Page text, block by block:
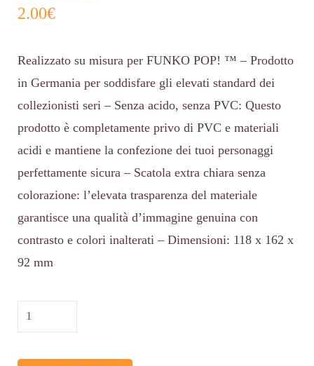
2.00€
Realizzato su misura per FUNKO POP! ™ – Prodotto
in Germania per soddisfare gli elevati standard dei
collezionisti seri – Senza acido, senza PVC: Questo
prodotto è completamente privo di PVC e materiali
acidi e mantiene la confezione dei tuoi personaggi
perfettamente sicura – Scatola extra chiara senza
colorazione: l’elevata trasparenza del materiale
garantisce una qualità d’immagine genuina con
contrasto e colori inalterati – Dimensioni: 118 x 162 x
92 mm
protector
Protective
Case